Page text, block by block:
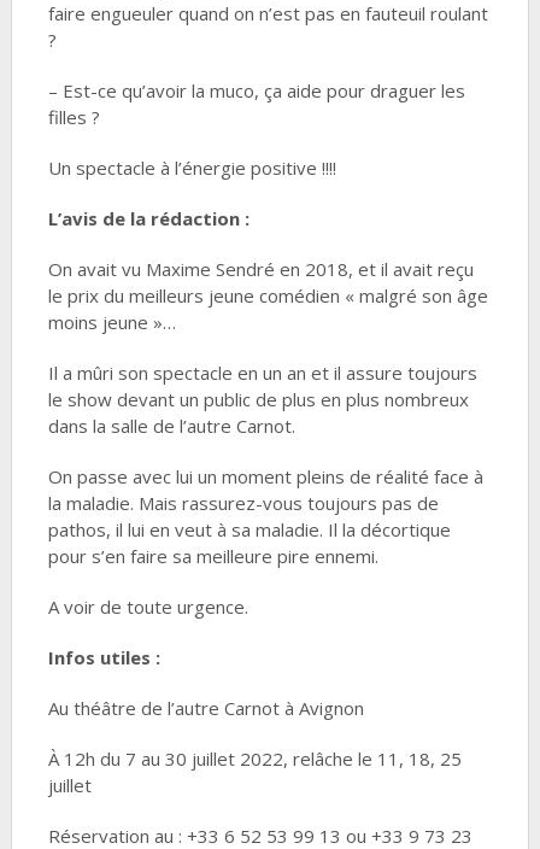
faire engueuler quand on n’est pas en fauteuil roulant
?
– Est-ce qu’avoir la muco, ça aide pour draguer les
filles ?
Un spectacle à l’énergie positive !!!!
L’avis de la rédaction :
On avait vu Maxime Sendré en 2018, et il avait reçu
le prix du meilleurs jeune comédien « malgré son âge
moins jeune »…
Il a mûri son spectacle en un an et il assure toujours
le show devant un public de plus en plus nombreux
dans la salle de l’autre Carnot.
On passe avec lui un moment pleins de réalité face à
la maladie. Mais rassurez-vous toujours pas de
pathos, il lui en veut à sa maladie. Il la décortique
pour s’en faire sa meilleure pire ennemi.
A voir de toute urgence.
Infos utiles :
Au théâtre de l’autre Carnot à Avignon
À 12h du 7 au 30 juillet 2022, relâche le 11, 18, 25
juillet
Réservation au : +33 6 52 53 99 13 ou +33 9 73 23